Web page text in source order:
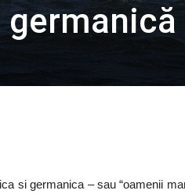
si germanica – sau “oamenii